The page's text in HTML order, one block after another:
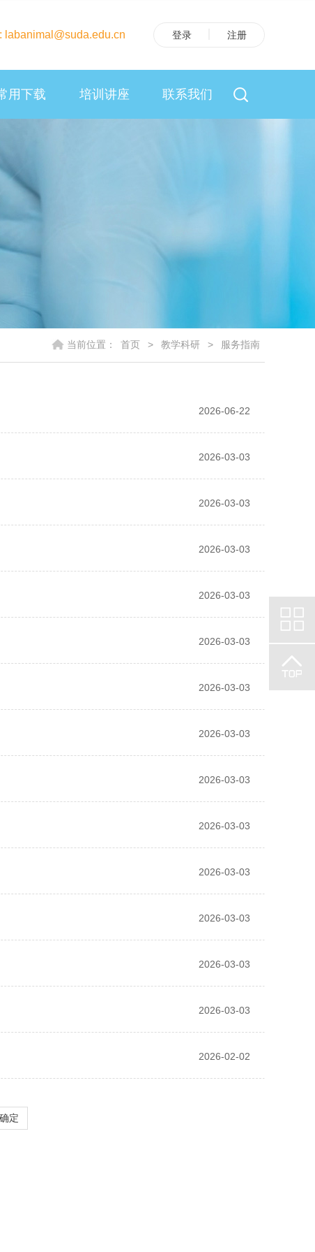
labanimal@suda.edu.cn 登录 注册
用下载 培训讲座 联系我们
当前位置： 首页 > 教学科研 > 服务指南
2026-06-22
2026-03-03
2026-03-03
2026-03-03
2026-03-03
2026-03-03
2026-03-03
2026-03-03
2026-03-03
2026-03-03
2026-03-03
2026-03-03
2026-03-03
2026-03-03
2026-02-02
确定